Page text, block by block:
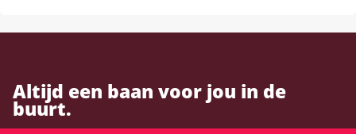
Altijd een baan voor jou in de
buurt.